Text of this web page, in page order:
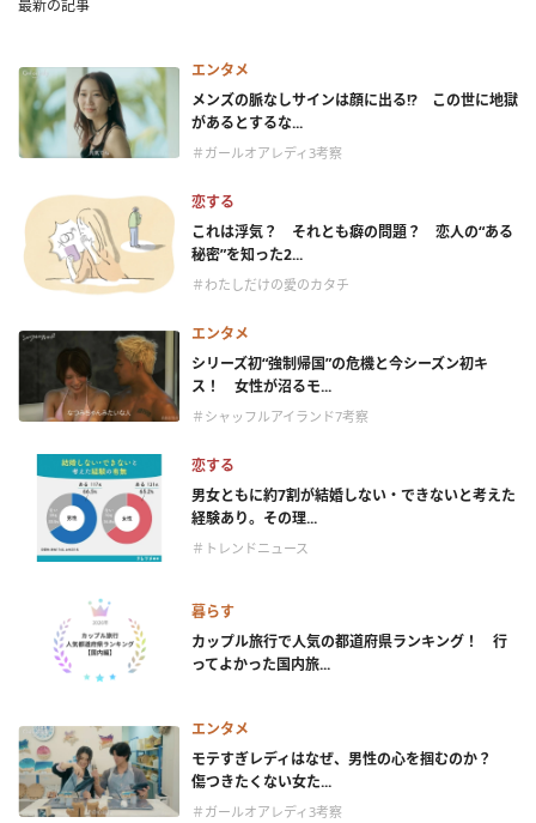
最新の記事
エンタメ
メンズの脈なしサインは顔に出る!? この世に地獄
があるとするな...
＃ガールオアレディ3考察
恋する
これは浮気？ それとも癖の問題？ 恋人の“ある
秘密”を知った2...
＃わたしだけの愛のカタチ
エンタメ
シリーズ初“強制帰国”の危機と今シーズン初キ
ス！ 女性が沼るモ...
＃シャッフルアイランド7考察
恋する
男女ともに約7割が結婚しない・できないと考えた
経験あり。その理...
＃トレンドニュース
暮らす
カップル旅行で人気の都道府県ランキング！ 行
ってよかった国内旅...
エンタメ
モテすぎレディはなぜ、男性の心を掴むのか？
傷つきたくない女た...
＃ガールオアレディ3考察